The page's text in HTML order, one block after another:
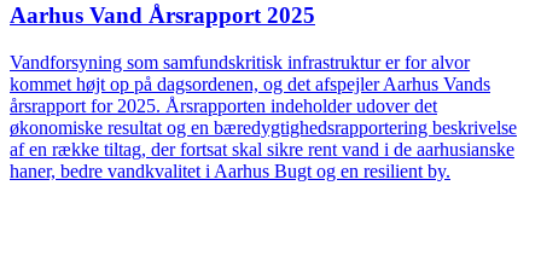
Aarhus Vand Årsrapport 2025
Vandforsyning som samfundskritisk infrastruktur er for alvor
kommet højt op på dagsordenen, og det afspejler Aarhus Vands
årsrapport for 2025. Årsrapporten indeholder udover det
økonomiske resultat og en bæredygtighedsrapportering beskrivelse
af en række tiltag, der fortsat skal sikre rent vand i de aarhusianske
haner, bedre vandkvalitet i Aarhus Bugt og en resilient by.